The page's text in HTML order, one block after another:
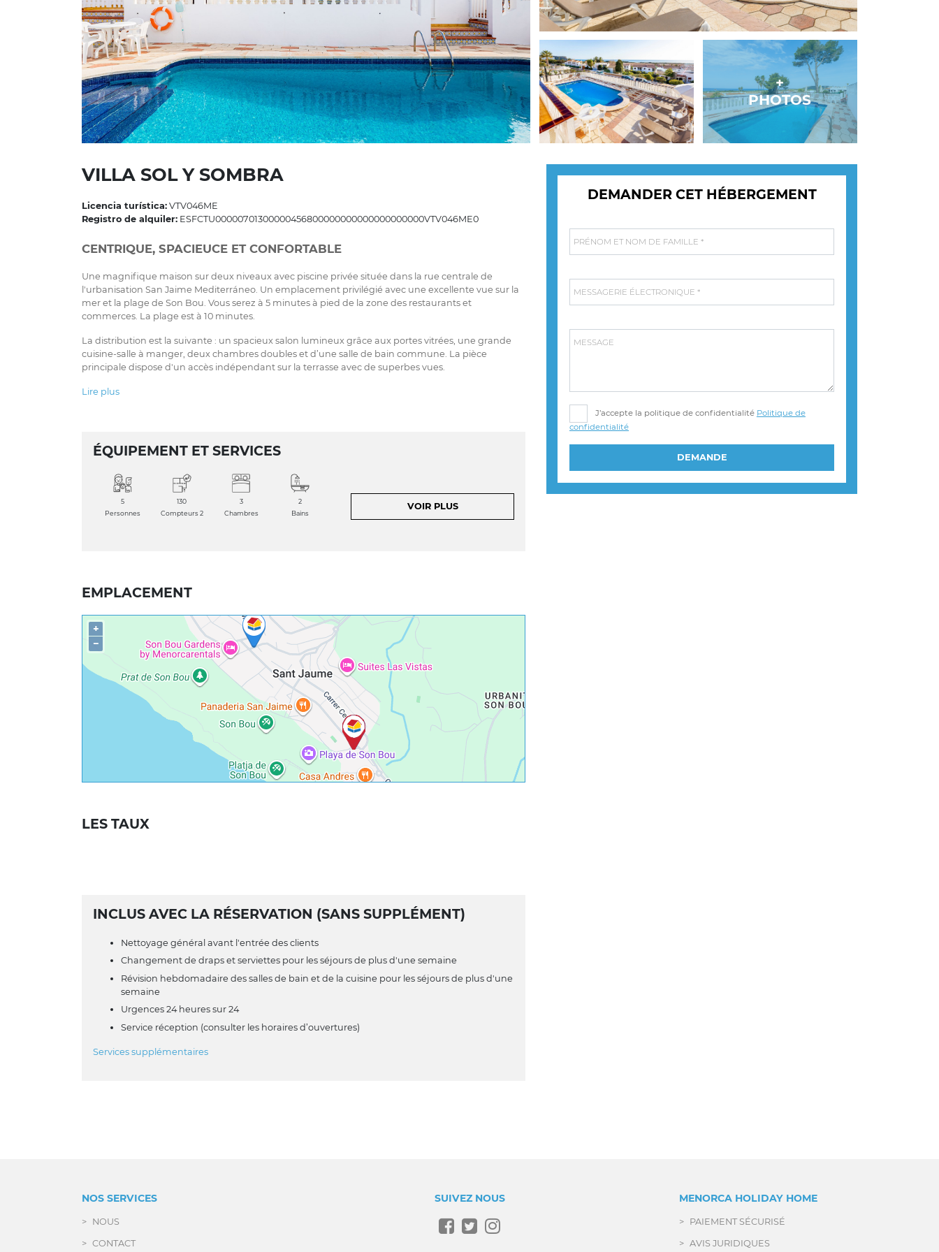
+
PHOTOS
VILLA SOL Y SOMBRA
Licencia turística: VTV046ME
Registro de alquiler: ESFCTU00000701300000456800000000000000000000VTV046ME0
CENTRIQUE, SPACIEUCE ET CONFORTABLE
Une magnifique maison sur deux niveaux avec piscine privée située dans la rue centrale de
l'urbanisation San Jaime Mediterráneo. Un emplacement privilégié avec une excellente vue sur la
mer et la plage de Son Bou. Vous serez à 5 minutes à pied de la zone des restaurants et
commerces. La plage est à 10 minutes.
La distribution est la suivante : un spacieux salon lumineux grâce aux portes vitrées, une grande
cuisine-salle à manger, deux chambres doubles et d’une salle de bain commune. La pièce
principale dispose d'un accès indépendant sur la terrasse avec de superbes vues.
Lire plus
ÉQUIPEMENT ET SERVICES
5
Personnes
130
Compteurs 2
3
Chambres
2
Bains
VOIR PLUS
EMPLACEMENT
+
−
LES TAUX
INCLUS AVEC LA RÉSERVATION (SANS SUPPLÉMENT)
Nettoyage général avant l'entrée des clients
Changement de draps et serviettes pour les séjours de plus d'une semaine
Révision hebdomadaire des salles de bain et de la cuisine pour les séjours de plus d'une
semaine
Urgences 24 heures sur 24
Service réception (consulter les horaires d’ouvertures)
Services supplémentaires
DEMANDER CET HÉBERGEMENT
PRÉNOM ET NOM DE FAMILLE *
MESSAGERIE ÉLECTRONIQUE *
MESSAGE
J’accepte la politique de confidentialité Politique de
confidentialité
DEMANDE
NOS SERVICES
NOUS
CONTACT
SUIVEZ NOUS MENORCA HOLIDAY HOME
PAIEMENT SÉCURISÉ
AVIS JURIDIQUES